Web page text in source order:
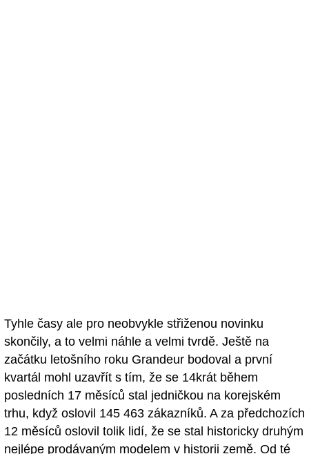
Tyhle časy ale pro neobvykle střiženou novinku
skončily, a to velmi náhle a velmi tvrdě. Ještě na
začátku letošního roku Grandeur bodoval a první
kvartál mohl uzavřít s tím, že se 14krát během
posledních 17 měsíců stal jedničkou na korejském
trhu, když oslovil 145 463 zákazníků. A za předchozích
12 měsíců oslovil tolik lidí, že se stal historicky druhým
nejlépe prodávaným modelem v historii země. Od té